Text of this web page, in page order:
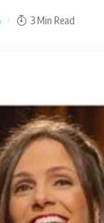
3 Min Read